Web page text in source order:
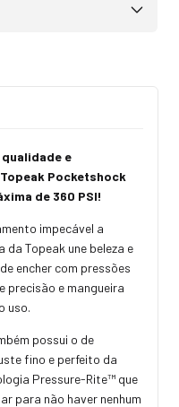
e
Pocketshock
de 360 PSI!
impecável a
Topeak une beleza e
encher com pressões
precisão e mangueira
uso.
possui o de
fino e perfeito da
Pressure-Rite™ que
para não haver nenhum